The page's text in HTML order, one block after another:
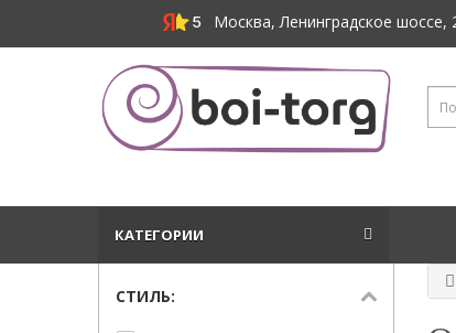
Москва, Ленинградское шоссе,
КАТЕГОРИИ
СТИЛЬ: